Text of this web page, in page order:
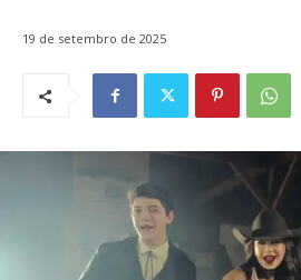
19 de setembro de 2025